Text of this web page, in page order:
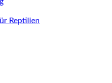
Reptilien